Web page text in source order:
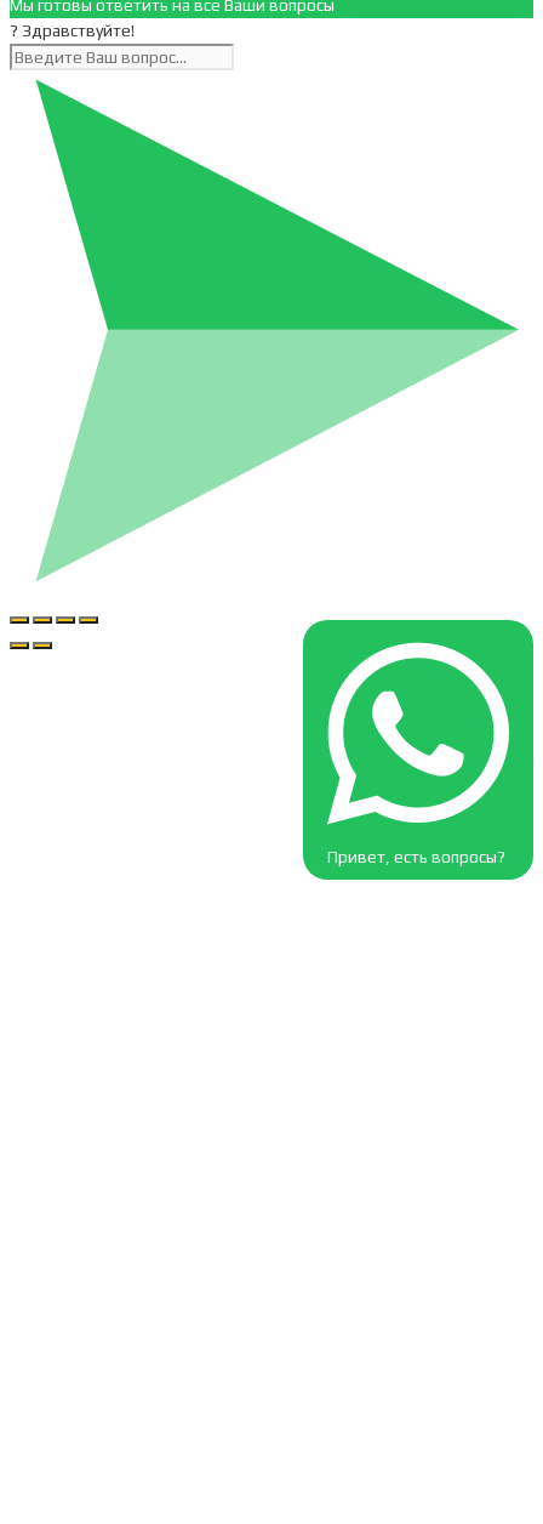
Мы готовы ответить на все Ваши вопросы
? Здравствуйте!
Привет, есть вопросы?